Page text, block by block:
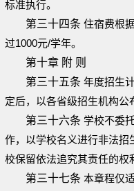
标准执行。
第三十四条 住宿费根
过1000元/学年。
第十章 附 则
第三十五条 年度招生
定后，以各省级招生机构公
第三十六条 学校不委
作，以学校名义进行非法招
校保留依法追究其责任的权
第三十七条 本章程仅